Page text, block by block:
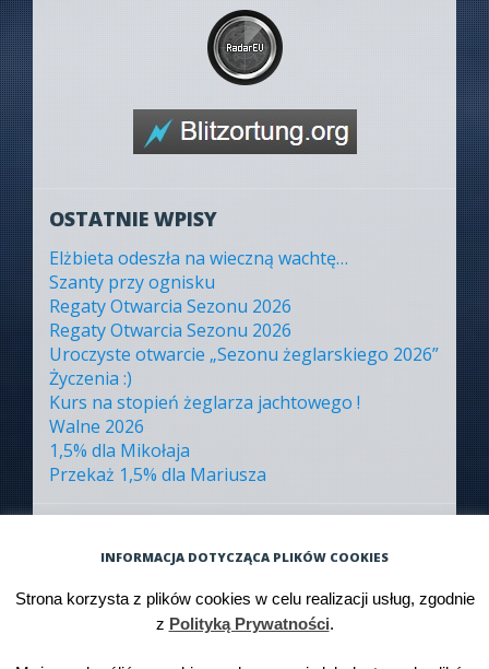
OSTATNIE WPISY
Elżbieta odeszła na wieczną wachtę…
Szanty przy ognisku
Regaty Otwarcia Sezonu 2026
Regaty Otwarcia Sezonu 2026
Uroczyste otwarcie „Sezonu żeglarskiego 2026”
Życzenia :)
Kurs na stopień żeglarza jachtowego !
Walne 2026
1,5% dla Mikołaja
Przekaż 1,5% dla Mariusza
INFORMACJA DOTYCZĄCA PLIKÓW COOKIES
Strona korzysta z plików cookies w celu realizacji usług, zgodnie
z Polityką Prywatności.